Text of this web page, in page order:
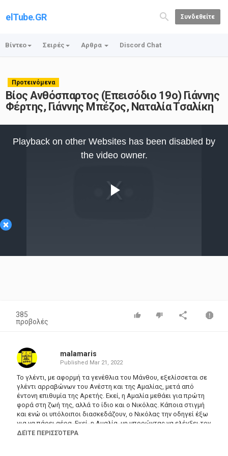
elTube.GR Συνδεθείτε
Βίντεο Σειρές Αρθρα Discord Chat
Προτεινόμενα
Βίος Ανθόσπαρτος (Επεισόδιο 19ο) Γιάννης
Φέρτης, Γιάννης Μπέζος, Ναταλία Τσαλίκη
×
Video
Playback on other Websites has been disabled by
the video owner.
385
προβολές
malamaris
Published Mar 21, 2022
Το γλέντι, με αφορμή τα γενέθλια του Μάνθου, εξελίσσεται σε
γλέντι αρραβώνων του Ανέστη και της Αμαλίας, μετά από
έντονη επιθυμία της Αρετής. Εκεί, η Αμαλία μεθάει για πρώτη
φορά στη ζωή της, αλλά το ίδιο και ο Νικόλας. Κάποια στιγμή
και ενώ οι υπόλοιποι διασκεδάζουν, ο Νικόλας την οδηγεί έξω
για να πάρει αέρα. Εκεί, η Αμαλία, μη μπορώντας να ελέγξει τον
εαυτό της, πέφτει στην αγκαλιά του
ΔΕΊΤΕ ΠΕΡΙΣΣΌΤΕΡΑ